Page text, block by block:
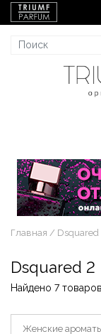
Главная Dsquared
Dsquared 2
Найдено 7 товаров
Женские